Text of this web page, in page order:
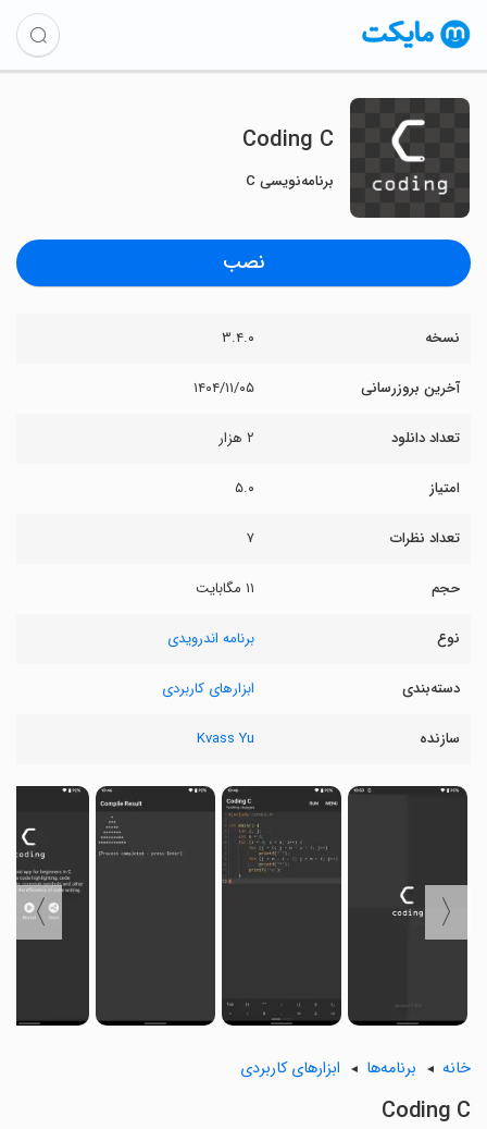
Coding C
برنامه‌نویسی C
نصب
نسخه ۳.۴.۰
آخرین بروزرسانی ۱۴۰۴/۱۱/۰۵
تعداد دانلود ۲ هزار
امتیاز ۵.۰
تعداد نظرات ۷
حجم ۱۱ مگابایت
نوع برنامه اندرویدی
دسته‌بندی ابزارهای کاربردی
سازنده Kvass Yu
〈
〉
خانه برنامه‌ها ابزارهای کاربردی
Coding C